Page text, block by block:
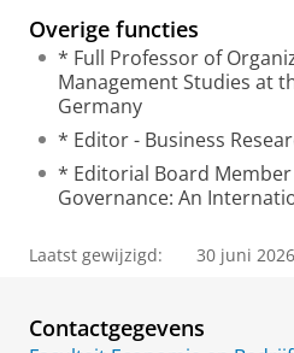
Overige functies
* Full Professor of
Management Studies at
Germany
* Editor - Business
* Editorial Board
Governance: An
Laatst gewijzigd: 30 juni
Contactgegevens